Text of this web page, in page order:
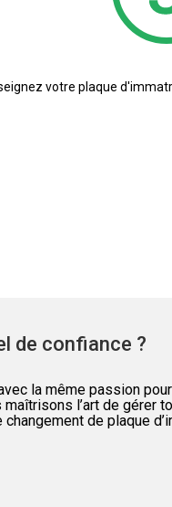
votre plaque
de confiance ?
la même passion
l’art de
de plaque